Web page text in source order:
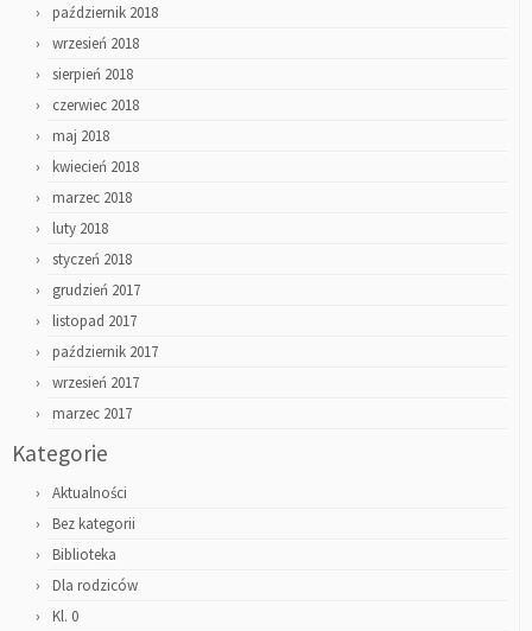
październik 2018
wrzesień 2018
sierpień 2018
czerwiec 2018
maj 2018
kwiecień 2018
marzec 2018
luty 2018
styczeń 2018
grudzień 2017
listopad 2017
październik 2017
wrzesień 2017
marzec 2017
Kategorie
Aktualności
Bez kategorii
Biblioteka
Dla rodziców
Kl. 0